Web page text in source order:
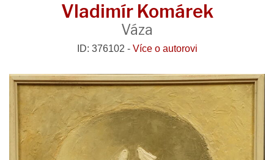
Vladimír Komárek
Váza
ID: 376102 - Více o autorovi